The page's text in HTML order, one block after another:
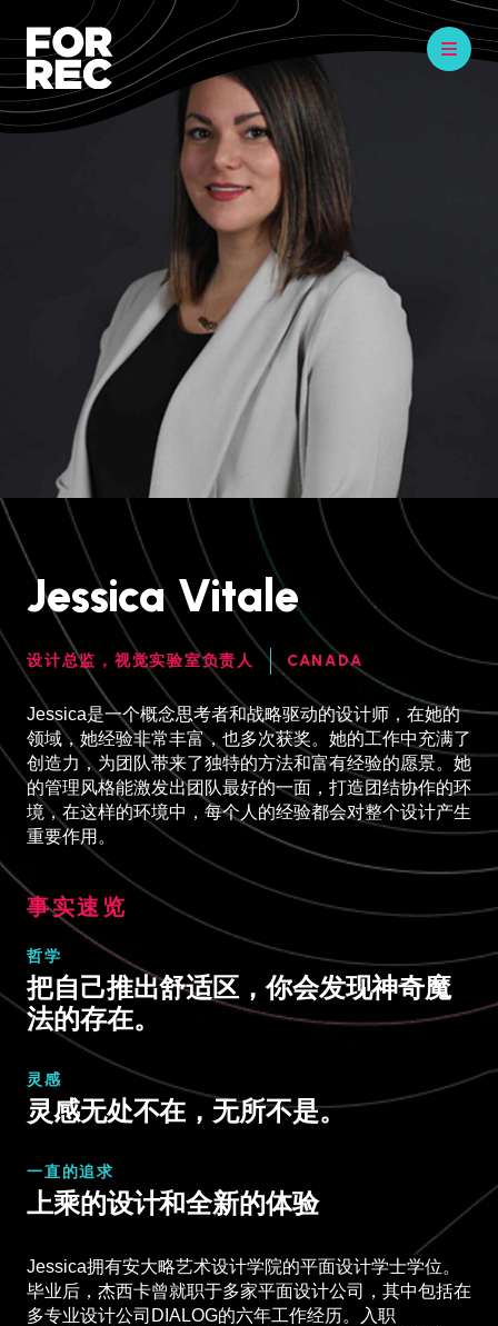
Jessica Vitale
设计总监，视觉实验室负责人 CANADA
Jessica是一个概念思考者和战略驱动的设计师，在她的
领域，她经验非常丰富，也多次获奖。她的工作中充满了
创造力，为团队带来了独特的方法和富有经验的愿景。她
的管理风格能激发出团队最好的一面，打造团结协作的环
境，在这样的环境中，每个人的经验都会对整个设计产生
重要作用。
事实速览
哲学
把自己推出舒适区，你会发现神奇魔
法的存在。
灵感
灵感无处不在，无所不是。
一直的追求
上乘的设计和全新的体验
Jessica拥有安大略艺术设计学院的平面设计学士学位。
毕业后，杰西卡曾就职于多家平面设计公司，其中包括在
多专业设计公司DIALOG的六年工作经历。入职